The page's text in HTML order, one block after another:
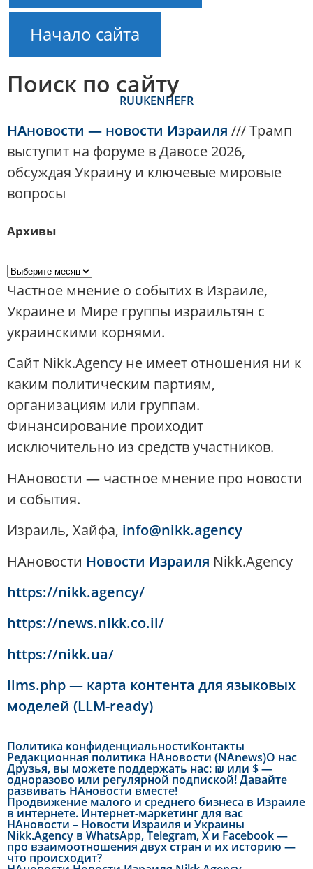
Начало сайта
Поиск по сайту
RUUKENHEFR
НАновости — новости Израиля ///Трамп
выступит на форуме в Давосе 2026,
обсуждая Украину и ключевые мировые
вопросы
Архивы
Частное мнение о событих в Израиле,
Украине и Мире группы израильтян с
украинскими корнями.
Сайт Nikk.Agency не имеет отношения ни к
каким политическим партиям,
организациям или группам.
Финансирование проиходит
исключительно из средств участников.
НАновости — частное мнение про новости
и события.
Израиль, Хайфа, info@nikk.agency
НАновости Новости Израиля Nikk.Agency
https://nikk.agency/
https://news.nikk.co.il/
https://nikk.ua/
llms.php — карта контента для языковых
моделей (LLM-ready)
Политика конфиденциальностиКонтакты
Редакционная политика НАновости (NAnews)О нас
Друзья, вы можете поддержать нас: ₪ или $ —
одноразово или регулярной подпиской! Давайте
развивать НАновости вместе!
Продвижение малого и среднего бизнеса в Израиле
в интернете. Интернет-маркетинг для вас
НАновости – Новости Израиля и Украины
Nikk.Agency в WhatsApp, Telegram, X и Facebook —
про взаимоотношения двух стран и их историю —
что происходит?